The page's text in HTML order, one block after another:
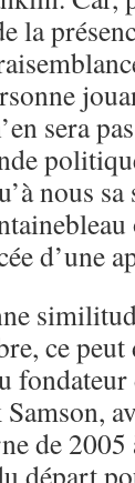
la
sera
nous
d’une
ce
de
départ